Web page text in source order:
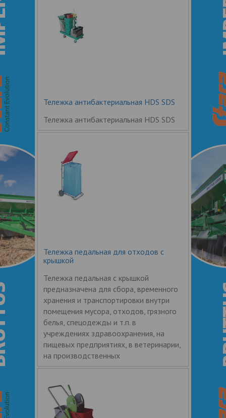
Тележка антибактериальная HDS SDS
Тележка антибактериальная HDS SDS
Тележка педальная для отходов с
крышкой
Тележка педальная с крышкой
предназначена для сбора, временного
хранения и транспортировки внутри
помещения мусора, отходов, грязного
белья, спецодежды и т.п. в
учреждениях здравоохранения, на
пищевых предприятиях, в ветеринарии,
на производственных